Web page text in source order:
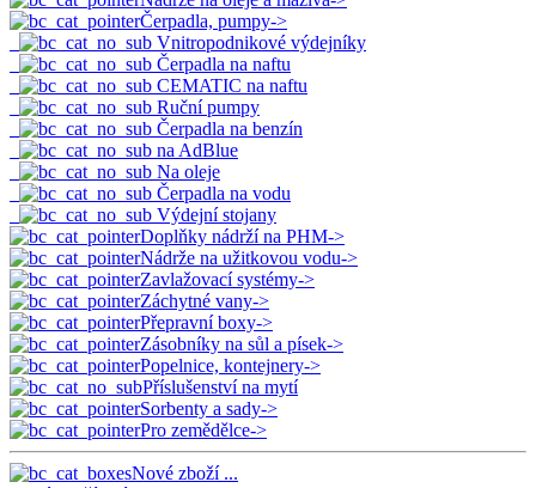
Čerpadla, pumpy->
Vnitropodnikové výdejníky
Čerpadla na naftu
CEMATIC na naftu
Ruční pumpy
Čerpadla na benzín
na AdBlue
Na oleje
Čerpadla na vodu
Výdejní stojany
Doplňky nádrží na PHM->
Nádrže na užitkovou vodu->
Zavlažovací systémy->
Záchytné vany->
Přepravní boxy->
Zásobníky na sůl a písek->
Popelnice, kontejnery->
Příslušenství na mytí
Sorbenty a sady->
Pro zemědělce->
Nové zboží ...